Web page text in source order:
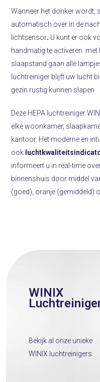
Wanneer het donker wordt,
automatisch over in de
lichtsensor. U kunt er ook
handmatig te activeren
slaapstand gaan alle
luchtreiniger blijft uw lucht
gezin rustig kunnen slapen
Deze HEPA luchtreiniger
elke woonkamer,
kantoor. Het moderne en
ook
informeert u in real-time
binnenshuis door middel
(goed), oranje (gemiddeld)
WINIX
Bekijk al onze unieke
WINIX luchtreinigers.